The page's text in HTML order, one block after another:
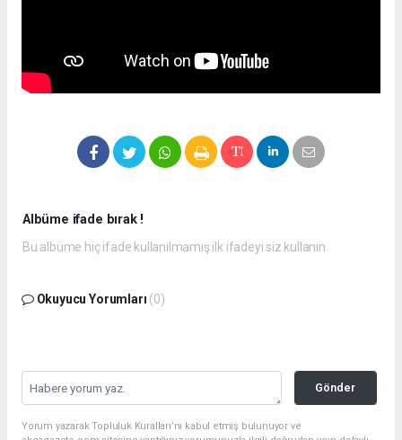
Albüme ifade bırak !
Bu albüme hiç ifade kullanılmamış ilk ifadeyi siz kullanın.
Okuyucu Yorumları (0)
Gönder
Yorum yazarak Topluluk Kuralları’nı kabul etmiş bulunuyor ve